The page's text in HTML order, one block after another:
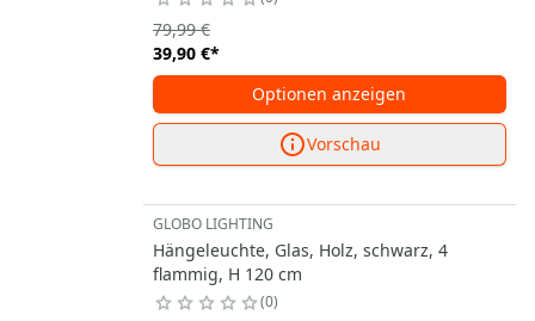
39,90 €*
79,99 €
Optionen anzeigen
Vorschau
GLOBO LIGHTING
Hängeleuchte, Glas, Holz, schwarz, 4
flammig, H 120 cm
0